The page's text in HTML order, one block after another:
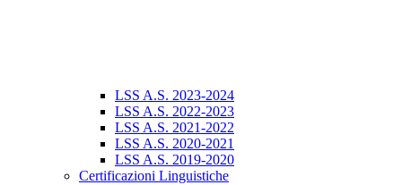
LSS A.S. 2023-2024
LSS A.S. 2022-2023
LSS A.S. 2021-2022
LSS A.S. 2020-2021
LSS A.S. 2019-2020
Certificazioni Linguistiche